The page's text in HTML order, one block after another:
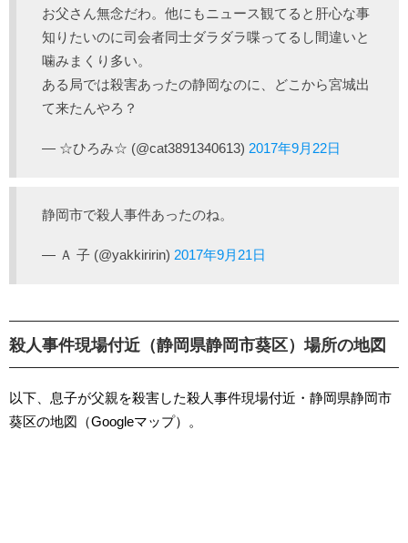
お父さん無念だわ。他にもニュース観てると肝心な事
知りたいのに司会者同士ダラダラ喋ってるし間違いと
噛みまくり多い。
ある局では殺害あったの静岡なのに、どこから宮城出
て来たんやろ？
— ☆ひろみ☆ (@cat3891340613) 2017年9月22日
静岡市で殺人事件あったのね。
— Ａ 子 (@yakkiririn) 2017年9月21日
殺人事件現場付近（静岡県静岡市葵区）場所の地図
以下、息子が父親を殺害した殺人事件現場付近・静岡県静岡市
葵区の地図（Googleマップ）。